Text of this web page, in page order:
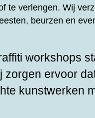
te verlengen. Wij
beurzen en
workshops
zorgen ervoor
kunstwerken